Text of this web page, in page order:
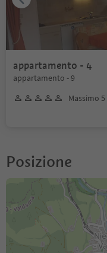
appartamento - 4
appartamento - 9
Massimo
Posizione